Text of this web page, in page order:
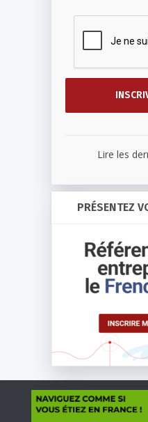
Lire les
PRÉSENTEZ